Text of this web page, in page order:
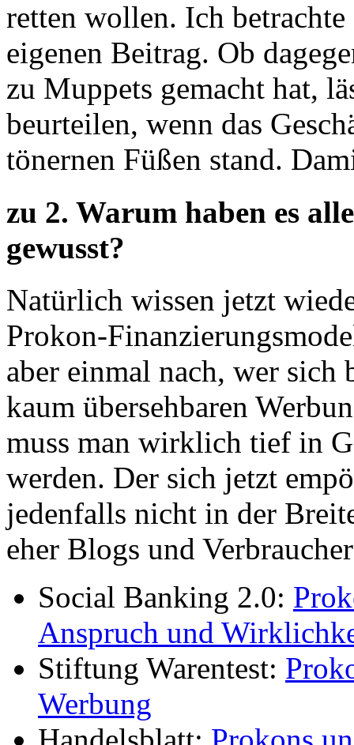
retten wollen. Ich
eigenen Beitrag. Ob
zu Muppets gemacht hat,
beurteilen, wenn das
tönernen Füßen stand.
zu 2. Warum haben es
gewusst?
Natürlich wissen jetzt
Prokon-
aber einmal nach, wer
kaum übersehbaren
muss man wirklich tief in
werden. Der sich jetzt
jedenfalls nicht in der
eher Blogs und
Social Banking 2.0:
Anspruch und
Stiftung Warentest:
Werbung